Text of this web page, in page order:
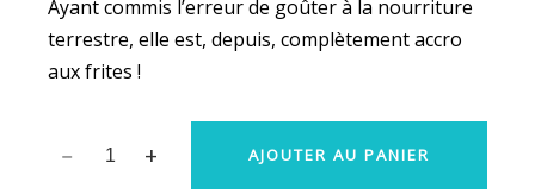
Ayant commis l’erreur de goûter à la nourriture
terrestre, elle est, depuis, complètement accro
aux frites !
AJOUTER AU PANIER